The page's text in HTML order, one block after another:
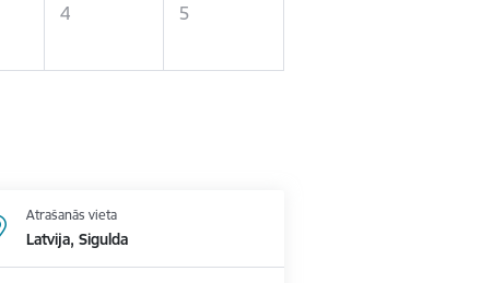
4 5
Atrašanās vieta
Latvija, Sigulda